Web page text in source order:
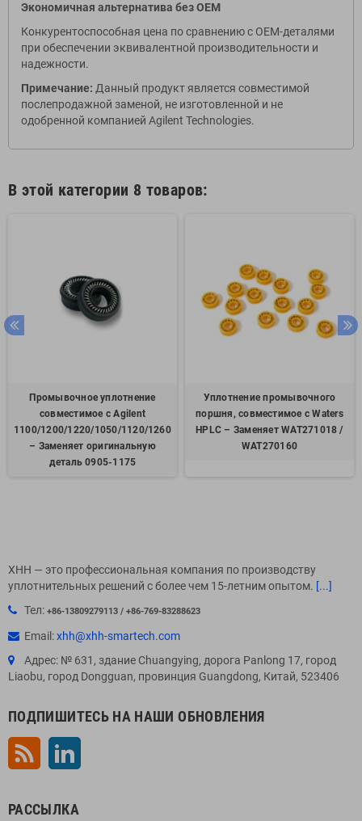
Экономичная альтернатива без OEM
Конкурентоспособная цена по сравнению с OEM-деталями
при обеспечении эквивалентной производительности и
надежности.
Примечание: Данный продукт является совместимой
послепродажной заменой, не изготовленной и не
одобренной компанией Agilent Technologies.
В этой категории 8 товаров:
Промывочное уплотнение
совместимое с Agilent
1100/1200/1220/1050/1120/1260
– Заменяет оригинальную
деталь 0905-1175
Уплотнение промывочного
поршня, совместимое с Waters
HPLC – Заменяет WAT271018 /
WAT270160
XHH — это профессиональная компания по производству
уплотнительных решений с более чем 15-летним опытом. [...]
Тел: +86-13809279113 / +86-769-83288623
Email:xhh@xhh-smartech.com
Адрес: № 631, здание Chuangying, дорога Panlong 17, город
Liaobu, город Dongguan, провинция Guangdong, Китай, 523406
ПОДПИШИТЕСЬ НА НАШИ ОБНОВЛЕНИЯ
Rss
РАССЫЛКА